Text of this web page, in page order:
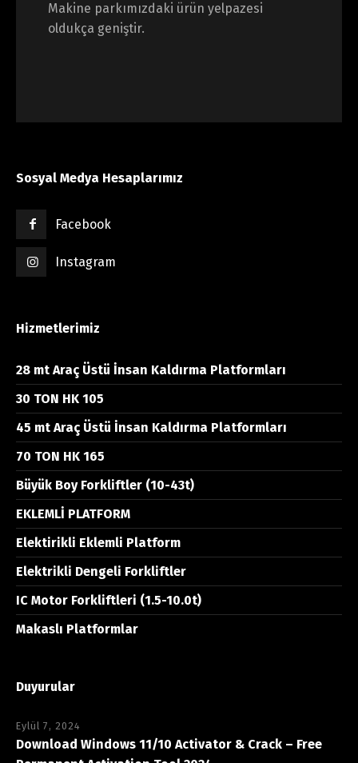
Makine parkımızdaki ürün yelpazesi
oldukça geniştir.
Sosyal Medya Hesaplarımız
Facebook
Instagram
Hizmetlerimiz
28 mt Araç Üstü İnsan Kaldırma Platformları
30 TON HK 105
45 mt Araç Üstü İnsan Kaldırma Platformları
70 TON HK 165
Büyük Boy Forkliftler (10-43t)
EKLEMLİ PLATFORM
Elektirikli Eklemli Platform
Elektrikli Dengeli Forkliftler
IC Motor Forkliftleri (1.5-10.0t)
Makaslı Platformlar
Duyurular
Eylül 7, 2024
Download Windows 11/10 Activator & Crack – Free